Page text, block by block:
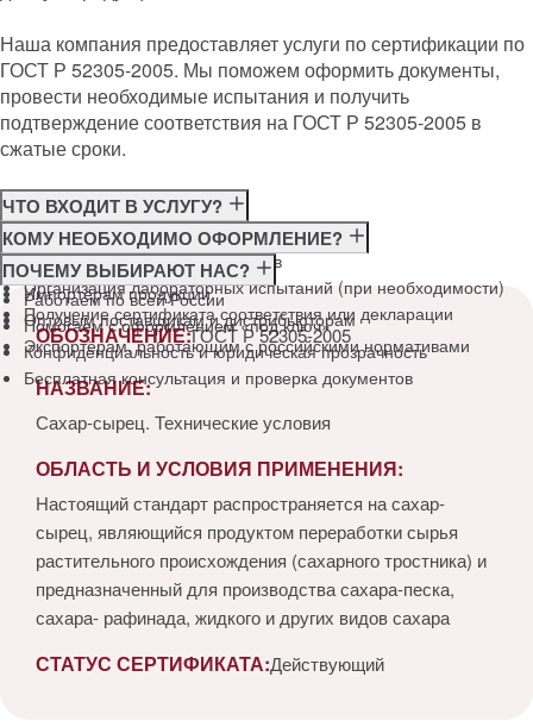
Наша компания предоставляет услуги по сертификации по
ГОСТ Р 52305-2005. Мы поможем оформить документы,
провести необходимые испытания и получить
подтверждение соответствия на ГОСТ Р 52305-2005 в
сжатые сроки.
ЧТО ВХОДИТ В УСЛУГУ?
Консультация по требованиям ГОСТ
Подготовка и подача документов
Организация лабораторных испытаний (при необходимости)
Получение сертификата соответствия или декларации
КОМУ НЕОБХОДИМО ОФОРМЛЕНИЕ?
Производителям
Импортёрам продукции
Оптовым поставщикам и дистрибьюторам
Экспортёрам, работающим с российскими нормативами
ПОЧЕМУ ВЫБИРАЮТ НАС?
Работаем по всей России
Помогаем с оформлением «под ключ»
Конфиденциальность и юридическая прозрачность
Бесплатная консультация и проверка документов
ОБОЗНАЧЕНИЕ:ГОСТ Р 52305-2005
НАЗВАНИЕ:
Сахар-сырец. Технические условия
ОБЛАСТЬ И УСЛОВИЯ ПРИМЕНЕНИЯ:
Настоящий стандарт распространяется на сахар-
сырец, являющийся продуктом переработки сырья
растительного происхождения (сахарного тростника) и
предназначенный для производства сахара-песка,
сахара- рафинада, жидкого и других видов сахара
СТАТУС СЕРТИФИКАТА:Действующий